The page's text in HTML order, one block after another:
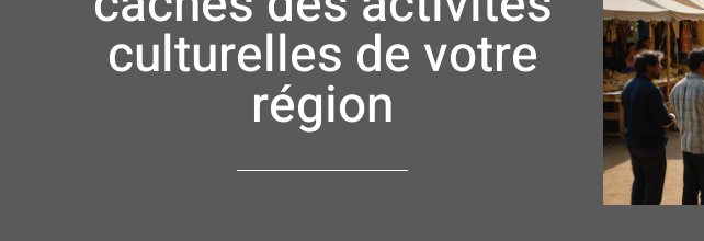
culturelles de votre
région